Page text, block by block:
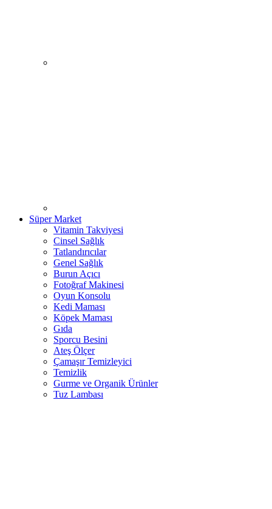
Süper Market
Vitamin Takviyesi
Cinsel Sağlık
Tatlandırıcılar
Genel Sağlık
Burun Açıcı
Fotoğraf Makinesi
Oyun Konsolu
Kedi Maması
Köpek Maması
Gıda
Sporcu Besini
Ateş Ölçer
Çamaşır Temizleyici
Temizlik
Gurme ve Organik Ürünler
Tuz Lambası